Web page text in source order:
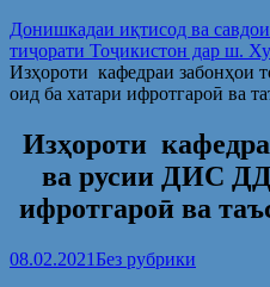
Донишкадаи иқтисод ва
тиҷорати Тоҷикистон дар ш.
Изҳороти кафедраи
оид ба хатари ифротгароӣ ва
Изҳороти
ва русии ДИС
ифротгароӣ ва
08.02.2021Без рубрики